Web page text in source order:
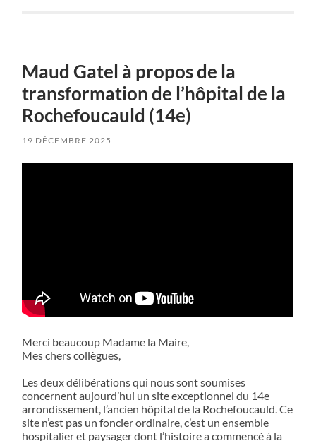
Maud Gatel à propos de la
transformation de l’hôpital de la
Rochefoucauld (14e)
19 DÉCEMBRE 2025
Merci beaucoup Madame la Maire,
Mes chers collègues,
Les deux délibérations qui nous sont soumises
concernent aujourd’hui un site exceptionnel du 14e
arrondissement, l’ancien hôpital de la Rochefoucauld. Ce
site n’est pas un foncier ordinaire, c’est un ensemble
hospitalier et paysager dont l’histoire a commencé à la